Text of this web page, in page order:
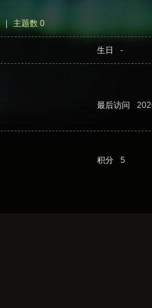
主题数 0
生日 -
最后访问
积分 5